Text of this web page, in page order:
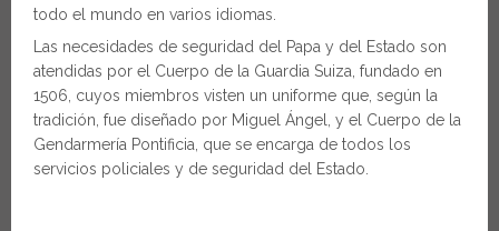
todo el mundo en varios idiomas.
Las necesidades de seguridad del Papa y del Estado son
atendidas por el Cuerpo de la Guardia Suiza, fundado en
1506, cuyos miembros visten un uniforme que, según la
tradición, fue diseñado por Miguel Ángel, y el Cuerpo de la
Gendarmería Pontificia, que se encarga de todos los
servicios policiales y de seguridad del Estado.